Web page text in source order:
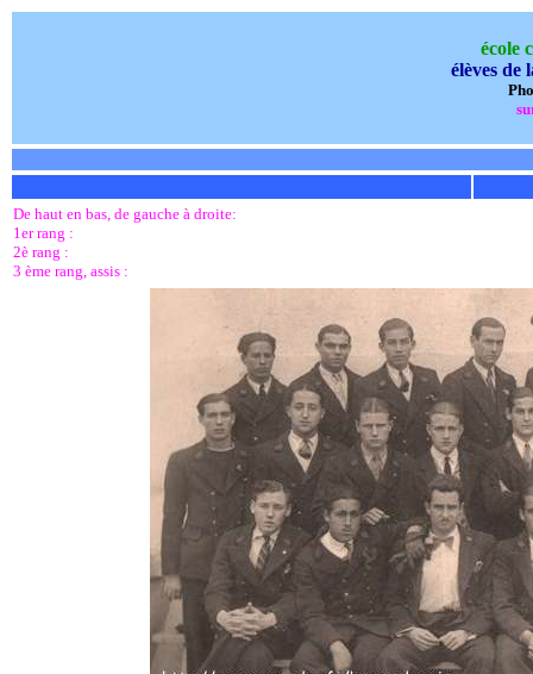
école
élèves de
De haut en bas, de gauche à droite:
1er rang :
2è rang :
3 ème rang, assis :